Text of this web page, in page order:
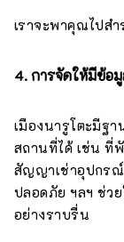
เราจะพาคุณไปส
4. การจัดให้มีข้อ
เมืองนารูโตะมีฐ
สถานที่ได้ เช่น ที่
สัญญาเช่าอุปกรณ์
ปลอดภัย ฯลฯ ช่ว
อย่างราบรื่น